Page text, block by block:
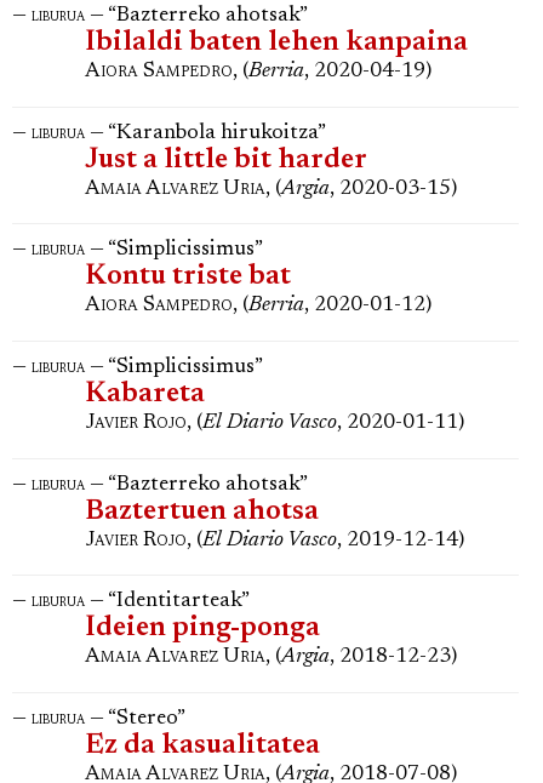
— liburua — “Bazterreko ahotsak”
Ibilaldi baten lehen kanpaina
Aiora Sampedro, (Berria, 2020-04-19)
— liburua — “Karanbola hirukoitza”
Just a little bit harder
Amaia Alvarez Uria, (Argia, 2020-03-15)
— liburua — “Simplicissimus”
Kontu triste bat
Aiora Sampedro, (Berria, 2020-01-12)
— liburua — “Simplicissimus”
Kabareta
Javier Rojo, (El Diario Vasco, 2020-01-11)
— liburua — “Bazterreko ahotsak”
Baztertuen ahotsa
Javier Rojo, (El Diario Vasco, 2019-12-14)
— liburua — “Identitarteak”
Ideien ping-ponga
Amaia Alvarez Uria, (Argia, 2018-12-23)
— liburua — “Stereo”
Ez da kasualitatea
Amaia Alvarez Uria, (Argia, 2018-07-08)